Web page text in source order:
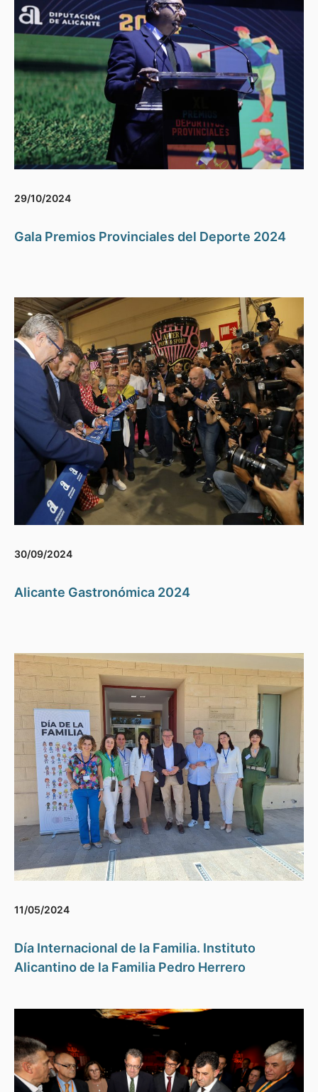
29/10/2024
Gala Premios Provinciales del Deporte 2024
30/09/2024
Alicante Gastronómica 2024
11/05/2024
Día Internacional de la Familia. Instituto
Alicantino de la Familia Pedro Herrero